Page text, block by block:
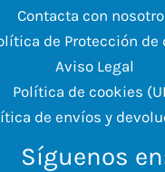
Contacta con
de Protección de
Aviso Legal
Política de cookies
de envíos y
Síguenos